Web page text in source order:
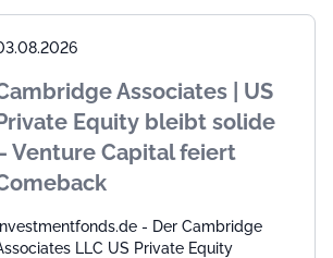
Associates | US
Equity bleibt solide
Venture Capital feiert
Investmentfonds.de - Der Cambridge
LLC US Private Equity